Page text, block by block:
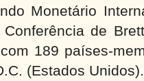
Monetário
de
189 países-
(Estados Unidos).